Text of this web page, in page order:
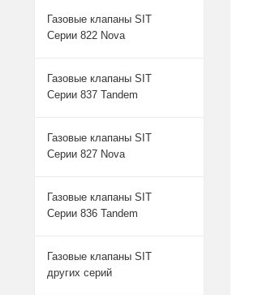
Газовые клапаны SIT
Серии 822 Nova
Газовые клапаны SIT
Серии 837 Tandem
Газовые клапаны SIT
Серии 827 Nova
Газовые клапаны SIT
Серии 836 Tandem
Газовые клапаны SIT
других серий